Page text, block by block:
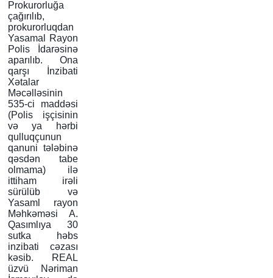
Prokurorluğa
çağırılıb,
prokurorluqdan
Yasamal Rayon
Polis İdarəsinə
aparılıb. Ona
qarşı İnzibati
Xətalar
Məcəlləsinin
535-ci maddəsi
(Polis işçisinin
və ya hərbi
qulluqçunun
qanuni tələbinə
qəsdən tabe
olmama) ilə
ittiham irəli
sürülüb və
Yasaml rayon
Məhkəməsi A.
Qasımlıya 30
sutka həbs
inzibati cəzası
kəsib. REAL
üzvü Nəriman